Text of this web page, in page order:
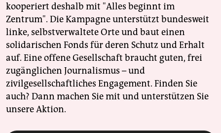
kooperiert deshalb mit "Alles beginnt im
Zentrum". Die Kampagne unterstützt bundesweit
linke, selbstverwaltete Orte und baut einen
solidarischen Fonds für deren Schutz und Erhalt
auf. Eine offene Gesellschaft braucht guten, frei
zugänglichen Journalismus – und
zivilgesellschaftliches Engagement. Finden Sie
auch? Dann machen Sie mit und unterstützen Sie
unsere Aktion.